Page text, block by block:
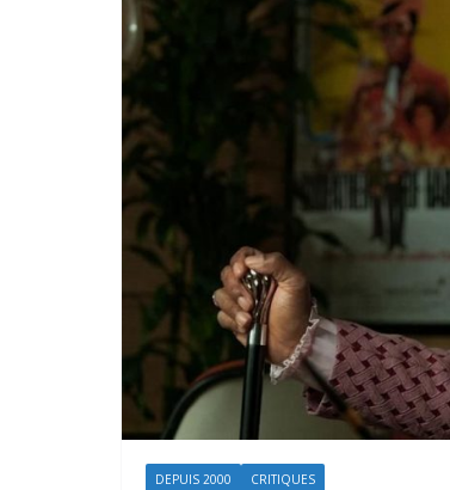
DEPUIS 2000 CRITIQUES